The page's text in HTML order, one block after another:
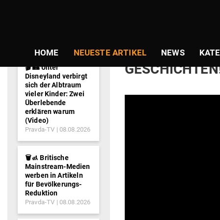
HOME NEUESTE ARTIKEL NEWS
Jan van
WAS WAR
🎬 🏰 Unter
Disneyland verbirgt
sich der Albtraum
vieler Kinder: Zwei
Überlebende
erklären warum
(Video)
Pravda-TV 08.08.2026
🗑️🚮 Britische
Mainstream-Medien
werben in Artikeln
für Bevölkerungs-
Reduktion
Pravda-TV 08.08.2026